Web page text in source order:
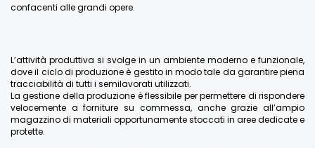
confacenti alle grandi opere.
L’attività produttiva si svolge in un ambiente moderno e funzionale,
dove il ciclo di produzione è gestito in modo tale da garantire piena
tracciabilità di tutti i semilavorati utilizzati.
La gestione della produzione è flessibile per permettere di rispondere
velocemente a forniture su commessa, anche grazie all’ampio
magazzino di materiali opportunamente stoccati in aree dedicate e
protette.